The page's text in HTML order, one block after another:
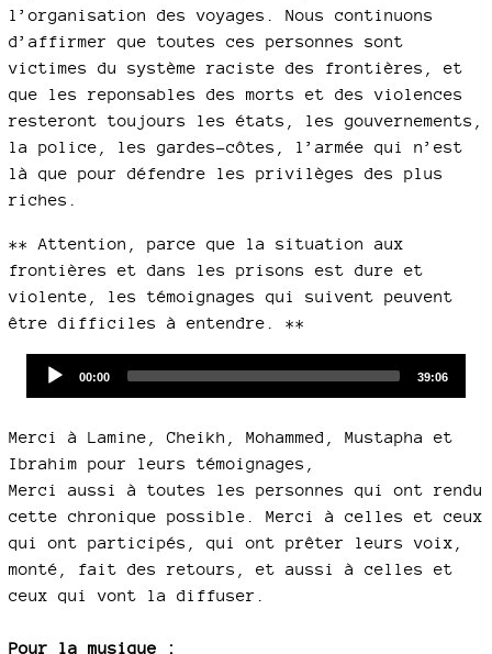
l’organisation des voyages. Nous continuons
d’affirmer que toutes ces personnes sont
victimes du système raciste des frontières, et
que les reponsables des morts et des violences
resteront toujours les états, les gouvernements,
la police, les gardes-côtes, l’armée qui n’est
là que pour défendre les privilèges des plus
riches.
** Attention, parce que la situation aux
frontières et dans les prisons est dure et
violente, les témoignages qui suivent peuvent
être difficiles à entendre. **
Current
00:00
Total
39:06
Merci à Lamine, Cheikh, Mohammed, Mustapha et
Ibrahim pour leurs témoignages,
Merci aussi à toutes les personnes qui ont rendu
cette chronique possible. Merci à celles et ceux
qui ont participés, qui ont prêter leurs voix,
monté, fait des retours, et aussi à celles et
ceux qui vont la diffuser.
Pour la musique :